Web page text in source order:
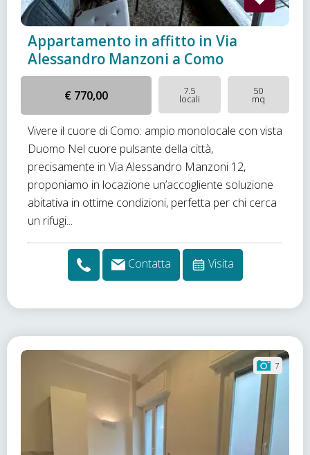
Appartamento in affitto in Via
Alessandro Manzoni a Como
€ 770,00 7.5
locali
50
mq
Vivere il cuore di Como: ampio monolocale con vista
Duomo Nel cuore pulsante della città,
precisamente in Via Alessandro Manzoni 12,
proponiamo in locazione un’accogliente soluzione
abitativa in ottime condizioni, perfetta per chi cerca
un rifugi...
Contatta Visita
7